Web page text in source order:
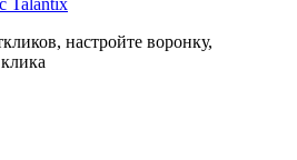
настройте воронку,